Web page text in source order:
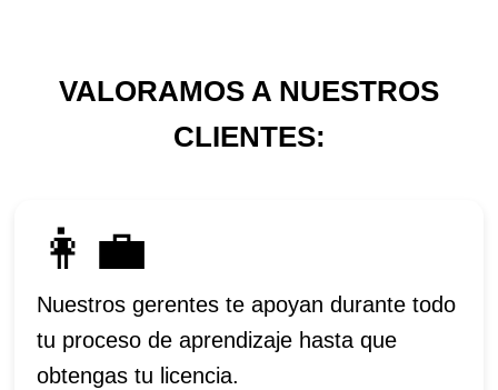
VALORAMOS A NUESTROS
CLIENTES:
👩‍💼
Nuestros gerentes te apoyan durante todo
tu proceso de aprendizaje hasta que
obtengas tu licencia.